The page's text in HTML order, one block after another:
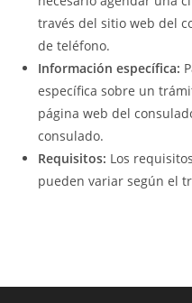
través del sitio web del
de teléfono.
Información específica:
específica sobre un
página web del
consulado.
Requisitos: Los
pueden variar según el